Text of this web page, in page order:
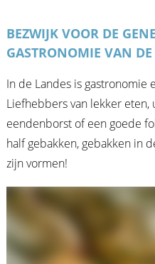
BEZWIJK VOOR DE
GASTRONOMIE VAN
In de Landes is gastronomie
Liefhebbers van lekker eten,
eendenborst of een goede
half gebakken, gebakken in
zijn vormen!